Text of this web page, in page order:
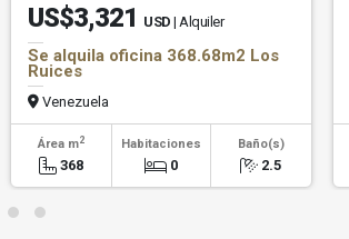
US$3,321 USD | Alquiler
Se alquila oficina 368.68m2 Los
Ruices
Venezuela
Área m2
368
Habitaciones
0
Baño(s)
2.5